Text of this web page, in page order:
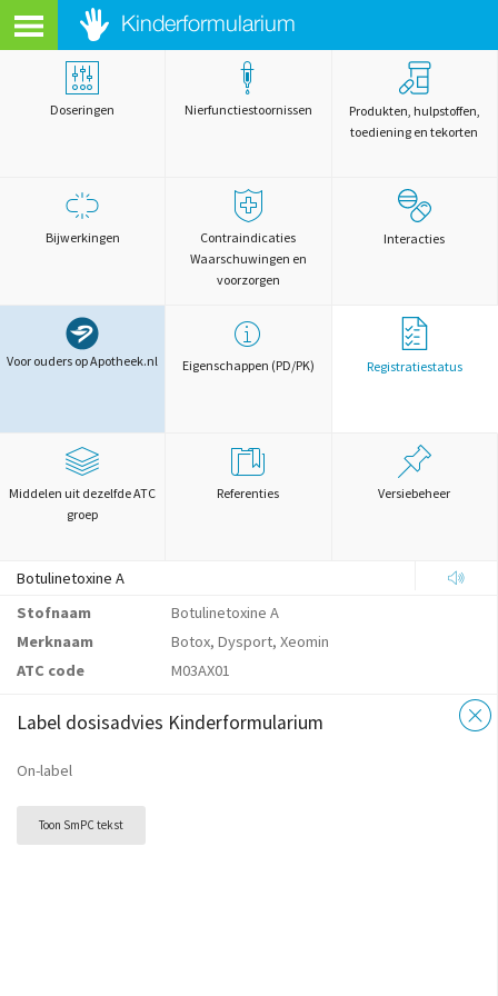
Doseringen Nierfunctiestoornissen
Produkten, hulpstoffen,
toediening en tekorten
Bijwerkingen
Contraindicaties
Waarschuwingen en
voorzorgen
Interacties
Voor ouders op Apotheek.nl Eigenschappen (PD/PK) Registratiestatus
Middelen uit dezelfde ATC
groep
Referenties Versiebeheer
Botulinetoxine A
Stofnaam
Botulinetoxine A
Merknaam
Botox, Dysport, Xeomin
ATC code
M03AX01
Label dosisadvies Kinderformularium
On-label
Toon SmPC tekst